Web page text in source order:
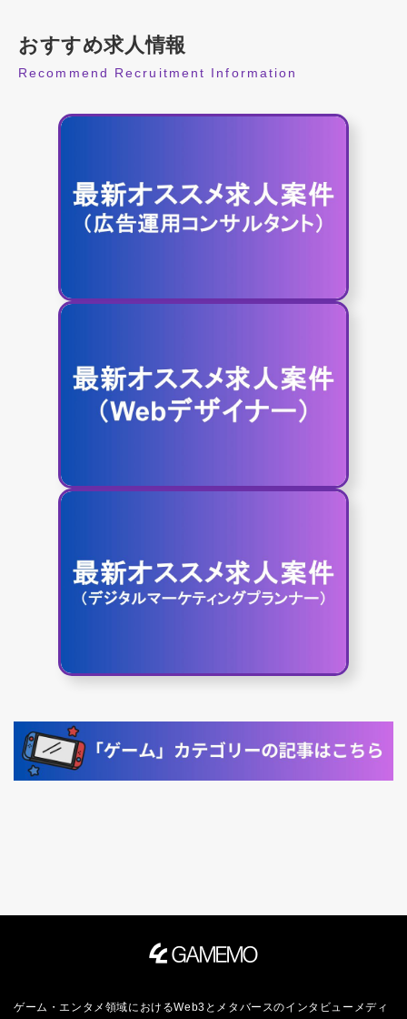
おすすめ求人情報
Recommend Recruitment Information
ゲーム・エンタメ領域におけるWeb3とメタバースのインタビューメディ